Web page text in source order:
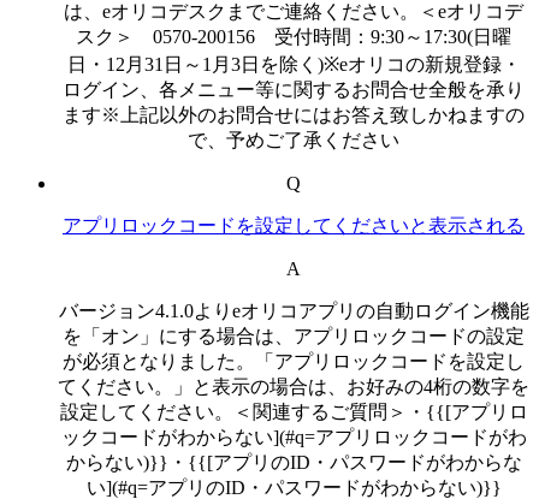
は、eオリコデスクまでご連絡ください。＜eオリコデ
スク＞ 0570-200156 受付時間：9:30～17:30(日曜
日・12月31日～1月3日を除く)※eオリコの新規登録・
ログイン、各メニュー等に関するお問合せ全般を承り
ます※上記以外のお問合せにはお答え致しかねますの
で、予めご了承ください
Q
アプリロックコードを設定してくださいと表示される
A
バージョン4.1.0よりeオリコアプリの自動ログイン機能
を「オン」にする場合は、アプリロックコードの設定
が必須となりました。「アプリロックコードを設定し
てください。」と表示の場合は、お好みの4桁の数字を
設定してください。＜関連するご質問＞・{{[アプリロ
ックコードがわからない](#q=アプリロックコードがわ
からない)}}・{{[アプリのID・パスワードがわからな
い](#q=アプリのID・パスワードがわからない)}}